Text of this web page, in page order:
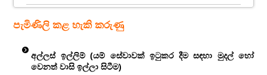
පැමිණිලි කළ හැකි කරුණු
අල්ලස් ඉල්ලිම් (යම් සේවාවක් ඉටුකර දීම සඳහා මුදල් හෝ
වෙනත් වාසි ඉල්ලා සිටීම)